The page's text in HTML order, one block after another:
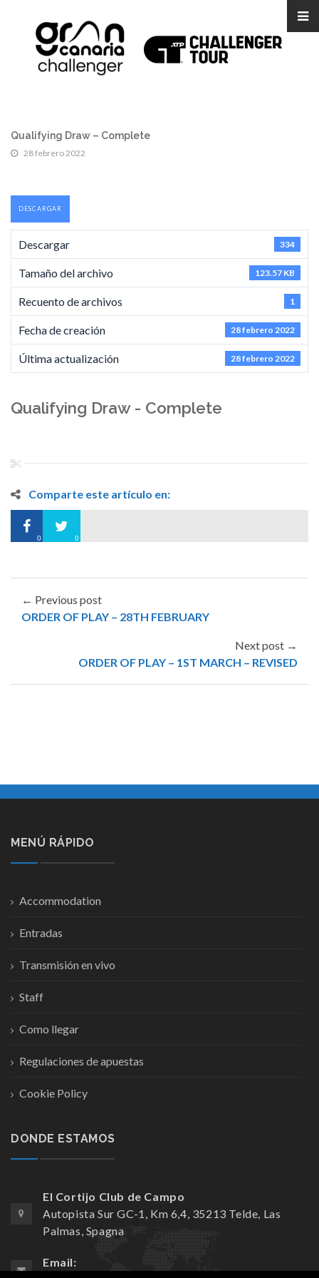
Qualifying Draw – Complete
28 febrero 2022
DESCARGAR
Descargar 334
Tamaño del archivo 123.57 KB
Recuento de archivos 1
Fecha de creación 28 febrero 2022
Última actualización 28 febrero 2022
Qualifying Draw - Complete
Comparte este artículo en:
0 0
← Previous post
ORDER OF PLAY – 28TH FEBRUARY
Next post →
ORDER OF PLAY – 1ST MARCH – REVISED
MENÚ RÁPIDO
Accommodation
Entradas
Transmisión en vivo
Staff
Como llegar
Regulaciones de apuestas
Cookie Policy
DONDE ESTAMOS
El Cortijo Club de Campo
Autopista Sur GC-1, Km 6,4, 35213 Telde, Las
Palmas, Spagna
Email: